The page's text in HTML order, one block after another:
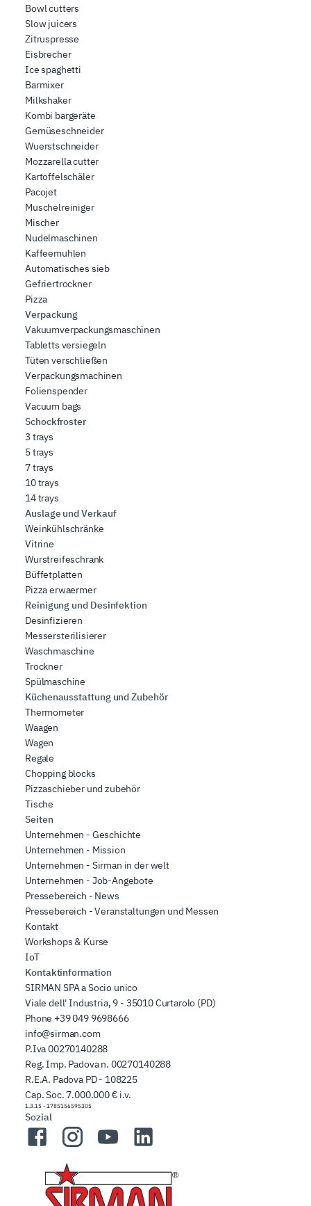
Bowl cutters
Slow juicers
Zitruspresse
Eisbrecher
Ice spaghetti
Barmixer
Milkshaker
Kombi bargeräte
Gemüseschneider
Wuerstschneider
Mozzarella cutter
Kartoffelschäler
Pacojet
Muschelreiniger
Mischer
Nudelmaschinen
Kaffeemuhlen
Automatisches sieb
Gefriertrockner
Pizza
Verpackung
Vakuumverpackungsmaschinen
Tabletts versiegeln
Tüten verschließen
Verpackungsmachinen
Folienspender
Vacuum bags
Schockfroster
3 trays
5 trays
7 trays
10 trays
14 trays
Auslage und Verkauf
Weinkühlschränke
Vitrine
Wurstreifeschrank
Büffetplatten
Pizza erwaermer
Reinigung und Desinfektion
Desinfizieren
Messersterilisierer
Waschmaschine
Trockner
Spülmaschine
Küchenausstattung und Zubehör
Thermometer
Waagen
Wagen
Regale
Chopping blocks
Pizzaschieber und zubehör
Tische
Seiten
Unternehmen - Geschichte
Unternehmen - Mission
Unternehmen - Sirman in der welt
Unternehmen - Job-Angebote
Pressebereich - News
Pressebereich - Veranstaltungen und Messen
Kontakt
Workshops & Kurse
IoT
Kontaktinformation
SIRMAN SPA a Socio unico
Viale dell' Industria, 9 - 35010 Curtarolo (PD)
Phone +39 049 9698666
info@sirman.com
P.Iva 00270140288
Reg. Imp. Padova n. 00270140288
R.E.A. Padova PD - 108225
Cap. Soc. 7.000.000 € i.v.
1.3.15 - 1785156595305
Sozial
FacebookInstagramYouTubeLinkedIn